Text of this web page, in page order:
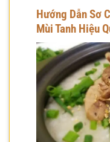
Hướng Dẫn Sơ
Mùi Tanh Hiệu